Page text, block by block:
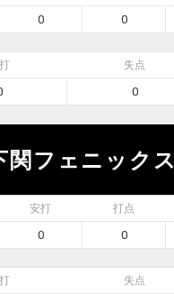
0 0
失点
0
関フェニックス
安打 打点
0 0
失点